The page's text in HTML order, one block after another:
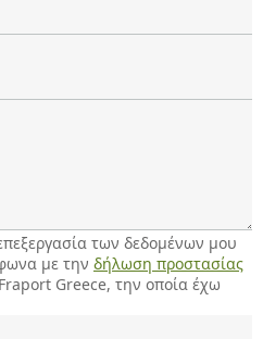
των δεδομένων μου
με την δήλωση προστασίας
Greece, την οποία έχω